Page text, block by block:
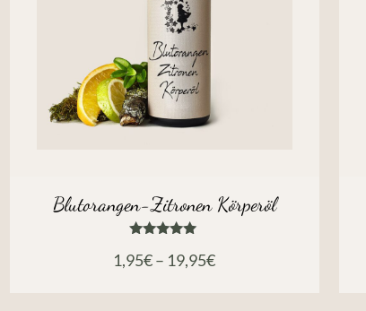
Blutorangen-Zitronen Körperöl
mit
1,95€– 19,95€